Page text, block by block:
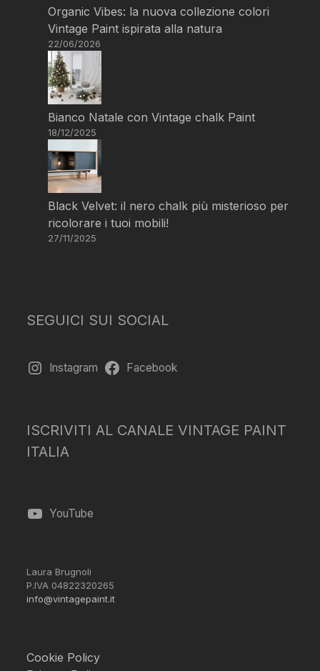
Organic Vibes: la nuova collezione colori
Vintage Paint ispirata alla natura
22/06/2026
Bianco Natale con Vintage chalk Paint
18/12/2025
Black Velvet: il nero chalk più misterioso per
ricolorare i tuoi mobili!
27/11/2025
SEGUICI SUI SOCIAL
Instagram Facebook
ISCRIVITI AL CANALE VINTAGE PAINT
ITALIA
YouTube
Laura Brugnoli
P.IVA 04822320265
info@vintagepaint.it
Cookie Policy